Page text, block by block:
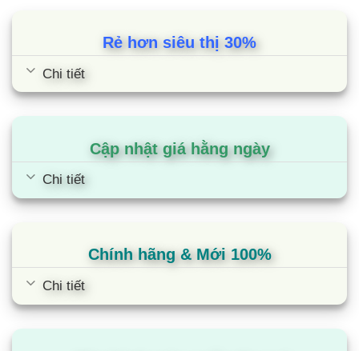
Tủ lạnh Samsung 302 Lít RT29K503JB1/SV
Chiều cao: 163,5cm
Chiều rộng: 60cm
Tủ lạnh Samsung 305 lít RT31CG5424B1SV
Chiều cao: 171,5cm
Chiều sâu: 62,5cm
Tủ lạnh Samsung 307 lít RB30N4170BU/SV
Rẻ hơn siêu thị 30%
Chi tiết
Cập nhật giá hằng ngày
Chi tiết
Chính hãng & Mới 100%
Chi tiết